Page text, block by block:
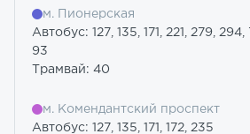
м. Пионерская
Автобус: 127, 135, 171, 221, 279, 294,
93
Трамвай: 40
м. Комендантский проспект
Автобус: 127, 135, 171, 172, 235